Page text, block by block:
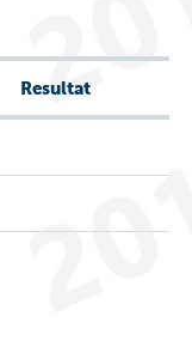
Resultat